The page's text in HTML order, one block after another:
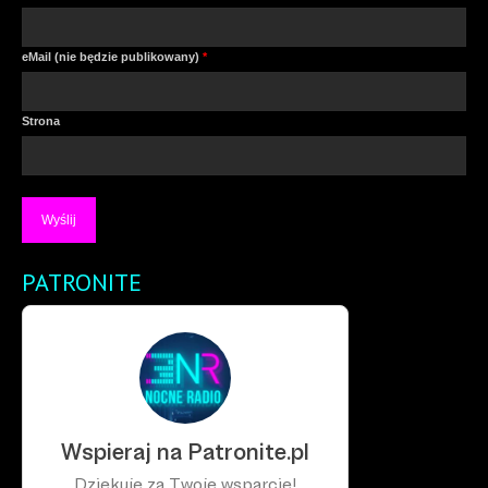
eMail (nie będzie publikowany) *
Strona
PATRONITE